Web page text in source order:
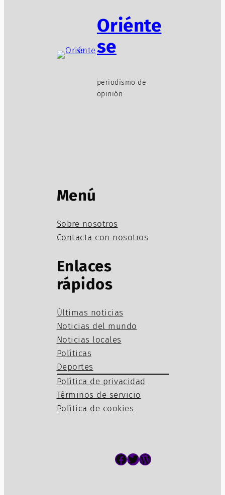
Oriénte
se
periodismo de
opinión
Menú
Sobre nosotros
Contacta con nosotros
Enlaces
rápidos
Últimas noticias
Noticias del mundo
Noticias locales
Políticas
Deportes
Política de privacidad
Términos de servicio
Política de cookies
Facebook Twitter WordPress